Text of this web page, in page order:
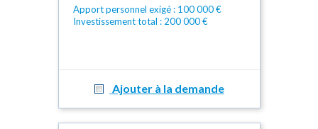
Apport personnel exigé : 100 000 €
Investissement total : 200 000 €
Ajouter à la demande